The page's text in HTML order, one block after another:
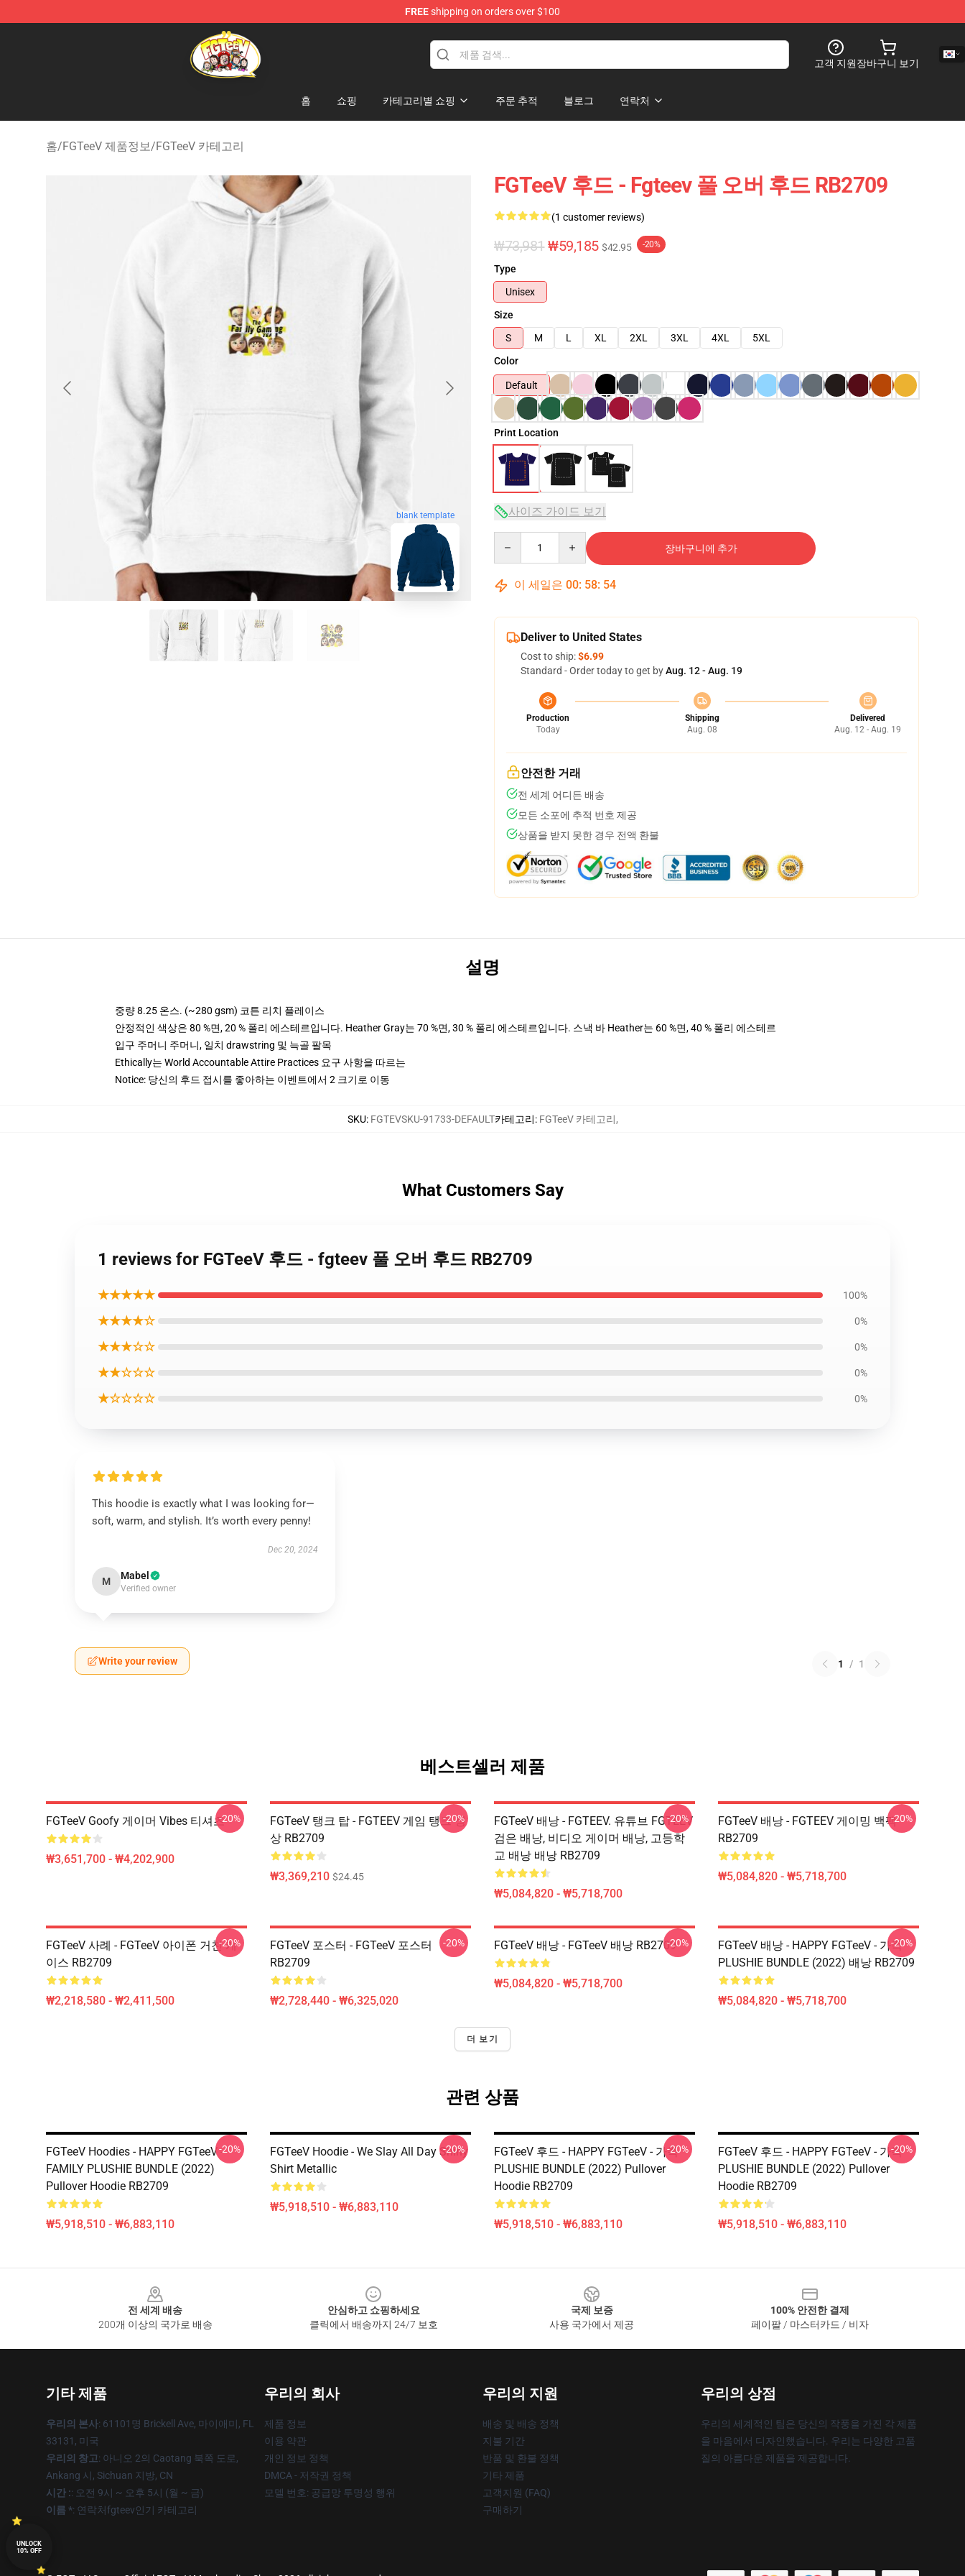
FREEshipping on orders over $100
FGTeeV Store - Official FGTeeV Merchandise Shop
고객 지원장바구니 보기
홈 쇼핑 카테고리별 쇼핑 주문 추적 블로그 연락처
홈/FGTeeV 제품정보/FGTeeV 카테고리
blank template
FGTeeV 후드 - Fgteev 풀 오버 후드 RB2709
(1 customer reviews)
₩73,981 ₩59,185 $42.95 -20%
Type
Unisex
Size
S
M L XL 2XL 3XL 4XL
5XL
Color
Default
Print Location
사이즈 가이드 보기
장바구니에 추가
이 세일은 00: 58: 54
Deliver to United States
Cost to ship:$6.99
Standard - Order today to get byAug. 12 - Aug. 19
Production
Today
Shipping
Aug. 08
Delivered
Aug. 12 - Aug. 19
안전한 거래
전 세계 어디든 배송
모든 소포에 추적 번호 제공
상품을 받지 못한 경우 전액 환불
설명
중량 8.25 온스. (~280 gsm) 코튼 리치 플레이스
안정적인 색상은 80 %면, 20 % 폴리 에스테르입니다. Heather Gray는 70 %면, 30 % 폴리 에스테르입니다. 스낵 바 Heather는 60 %면, 40 % 폴리 에스테르
입구 주머니 주머니, 일치 drawstring 및 늑골 팔목
Ethically는 World Accountable Attire Practices 요구 사항을 따르는
Notice: 당신의 후드 접시를 좋아하는 이벤트에서 2 크기로 이동
SKU: FGTEVSKU-91733-DEFAULT카테고리: FGTeeV 카테고리,
What Customers Say
1 reviews for FGTeeV 후드 - fgteev 풀 오버 후드 RB2709
★★★★★ 100%
★★★★☆ 0%
★★★☆☆ 0%
★★☆☆☆ 0%
★☆☆☆☆ 0%
This hoodie is exactly what I was looking for—
soft, warm, and stylish. It’s worth every penny!
Dec 20, 2024
M Mabel
Verified owner
Write your review 1 / 1
베스트셀러 제품
FGTeeV Goofy 게이머 Vibes 티셔츠
₩3,651,700 - ₩4,202,900
-20%
FGTeeV 탱크 탑 - FGTEEV 게임 탱크 정
상 RB2709
₩3,369,210 $24.45
-20%
FGTeeV 배낭 - FGTEEV. 유튜브 FGTEEV
검은 배낭, 비디오 게이머 배낭, 고등학
교 배낭 배낭 RB2709
₩5,084,820 - ₩5,718,700
-20%
FGTeeV 배낭 - FGTEEV 게이밍 백팩
RB2709
₩5,084,820 - ₩5,718,700
-20%
FGTeeV 사례 - FGTeeV 아이폰 거친 케
이스 RB2709
₩2,218,580 - ₩2,411,500
-20%
FGTeeV 포스터 - FGTeeV 포스터
RB2709
₩2,728,440 - ₩6,325,020
-20% FGTeeV 배낭 - FGTeeV 배낭 RB2709
₩5,084,820 - ₩5,718,700
-20%
FGTeeV 배낭 - HAPPY FGTeeV - 가족
PLUSHIE BUNDLE (2022) 배낭 RB2709
₩5,084,820 - ₩5,718,700
-20%
더 보기
관련 상품
FGTeeV Hoodies - HAPPY FGTeeV -
FAMILY PLUSHIE BUNDLE (2022)
Pullover Hoodie RB2709
₩5,918,510 - ₩6,883,110
-20%
FGTeeV Hoodie - We Slay All Day Shiny
Shirt Metallic
₩5,918,510 - ₩6,883,110
-20%
FGTeeV 후드 - HAPPY FGTeeV - 가족
PLUSHIE BUNDLE (2022) Pullover
Hoodie RB2709
₩5,918,510 - ₩6,883,110
-20%
FGTeeV 후드 - HAPPY FGTeeV - 가족
PLUSHIE BUNDLE (2022) Pullover
Hoodie RB2709
₩5,918,510 - ₩6,883,110
-20%
전 세계 배송
200개 이상의 국가로 배송
안심하고 쇼핑하세요
클릭에서 배송까지 24/7 보호
국제 보증
사용 국가에서 제공
100% 안전한 결제
페이팔 / 마스터카드 / 비자
기타 제품
우리의 본사: 61101명 Brickell Ave, 마이애미, FL
33131, 미국
우리의 창고: 아니오 2의 Caotang 북쪽 도로,
Ankang 시, Sichuan 지방, CN
시간 :: 오전 9시 ~ 오후 5시 (월 ~ 금)
이름 *: 연락처fgteev인기 카테고리
우리의 회사
제품 정보
이용 약관
개인 정보 정책
DMCA - 저작권 정책
모델 번호: 공급망 투명성 행위
우리의 지원
배송 및 배송 정책
지불 기간
반품 및 환불 정책
기타 제품
고객지원 (FAQ)
구매하기
우리의 상점
우리의 세계적인 팀은 당신의 작풍을 가진 각 제품
을 마음에서 디자인했습니다. 우리는 다양한 고품
질의 아름다운 제품을 제공합니다.
UNLOCK
10% OFF